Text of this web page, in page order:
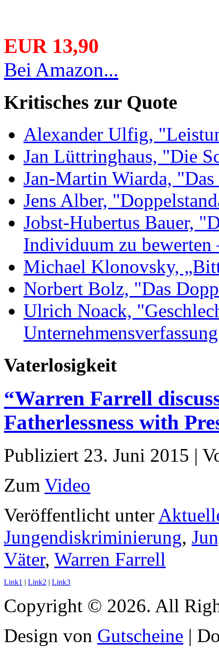
EUR 13,90
Bei Amazon...
Kritisches zur Quote
Alexander Ulfig,
Jan Lüttringhaus, "Die
Jan-Martin Wiarda,
Jens Alber,
Jobst-Hubertus Bauer,
Individuum zu
Michael Klonovsky,
Norbert Bolz, "Das
Ulrich Noack,
Vaterlosigkeit
“Warren Farrell
Fatherlessness with
Publiziert 23. Juni 2015 |
Zum Video
Veröffentlicht unter
Jungendiskriminierung,
Väter, Warren Farrell
Link1 | Link2 | Link3
Copyright © 2026. All
Design von Gutscheine |